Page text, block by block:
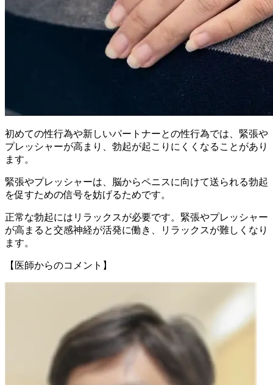
初めての性行為や新しいパートナーとの性行為では、 緊張や
プレッシャーが高まり、勃起が起こりにくくなる ことがあり
ます。
緊張やプレッシャーは、脳からペニスに向けて送られる勃起
を促すための信号を妨げるためです。
正常な勃起にはリラックスが必要です。緊張やプレッシャー
が高まると交感神経が活発に働き、リラックスが難しくなり
ます。
【医師からのコメント】